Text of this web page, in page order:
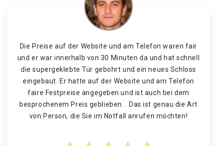
Die Preise auf der Website und am Telefon waren fair
und er war innerhalb von 30 Minuten da und hat schnell
die supergeklebte Tür gebohrt und ein neues Schloss
eingebaut. Er hatte auf der Website und am Telefon
faire Festpreise angegeben und ist auch bei dem
besprochenem Preis geblieben. . Das ist genau die Art
von Person, die Sie im Notfall anrufen möchten!